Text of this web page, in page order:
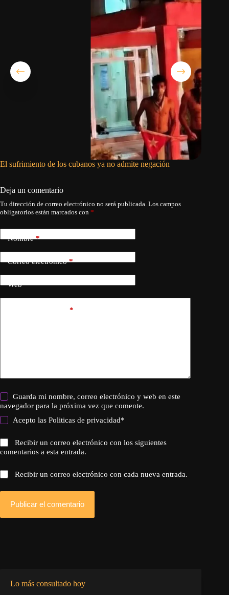
El sufrimiento de los cubanos ya no admite negación
Deja un comentario
Tu dirección de correo electrónico no será publicada. Los campos
obligatorios están marcados con *
Nombre*
Correo electrónico*
Web
*
Guarda mi nombre, correo electrónico y web en este
navegador para la próxima vez que comente.
Acepto lasPoliticas de privacidad*
Recibir un correo electrónico con los siguientes
comentarios a esta entrada.
Recibir un correo electrónico con cada nueva entrada.
Publicar el comentario
Lo más consultado hoy